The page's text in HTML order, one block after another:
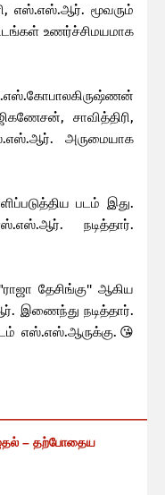
எஸ்.எஸ்.ஆர். மூவரும்
உணர்ச்சிமயமாக
சாவித்திரி,
அருமையாக
படம் இது.
நடித்தார்.
தேசிங்கு'' ஆகிய
இணைந்து நடித்தார்.
எஸ்.எஸ்.ஆருக்கு.😘
– தற்போதைய